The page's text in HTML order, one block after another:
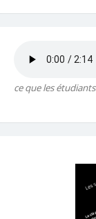
ce que les